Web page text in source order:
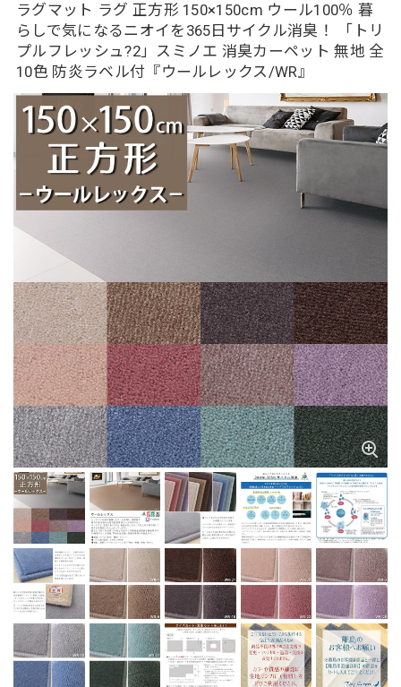
ラグマット ラグ 正方形 150×150cm ウール100％ 暮
らしで気になるニオイを365日サイクル消臭！ 「トリ
プルフレッシュ?2」スミノエ 消臭カーペット 無地 全
10色 防炎ラベル付『ウールレックス/WR』